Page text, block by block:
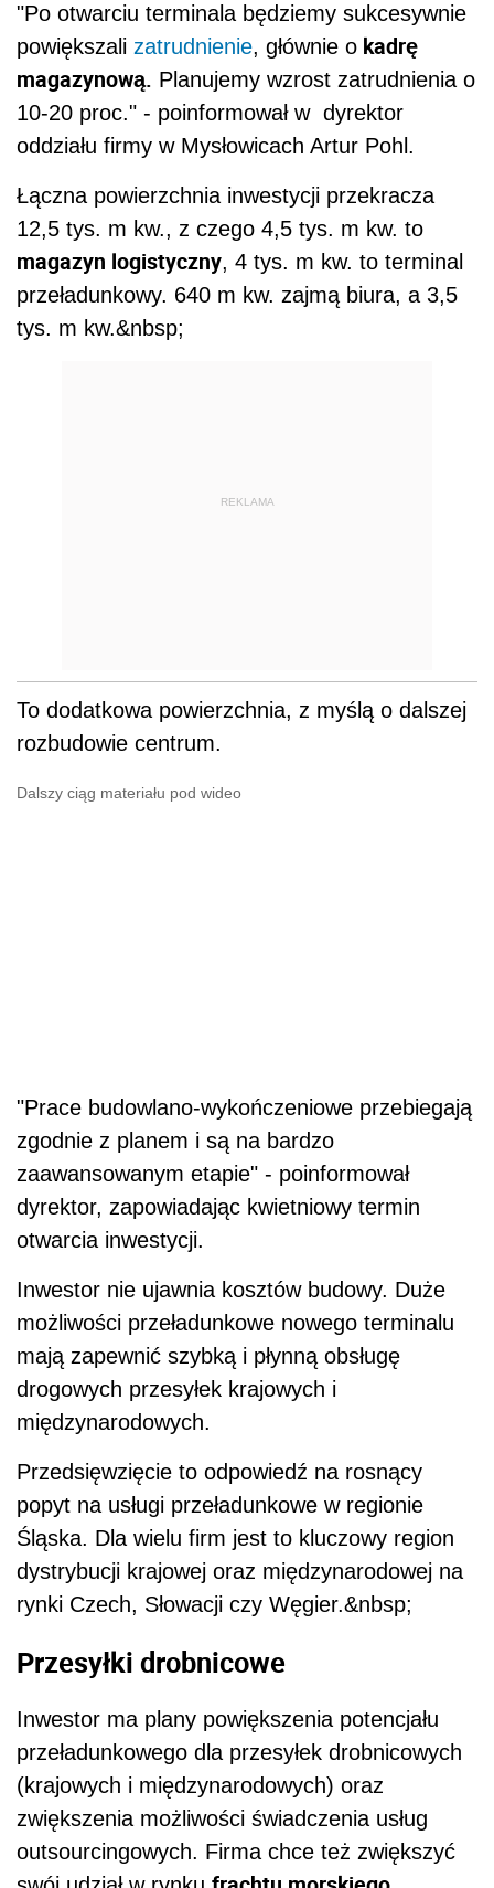
"Po otwarciu terminala będziemy sukcesywnie
powiększali zatrudnienie, głównie o kadrę
magazynową. Planujemy wzrost zatrudnienia o
10-20 proc." - poinformował w dyrektor
oddziału firmy w Mysłowicach Artur Pohl.
Łączna powierzchnia inwestycji przekracza
12,5 tys. m kw., z czego 4,5 tys. m kw. to
magazyn logistyczny, 4 tys. m kw. to terminal
przeładunkowy. 640 m kw. zajmą biura, a 3,5
tys. m kw.&nbsp;
REKLAMA
To dodatkowa powierzchnia, z myślą o dalszej
rozbudowie centrum.
Dalszy ciąg materiału pod wideo
"Prace budowlano-wykończeniowe przebiegają
zgodnie z planem i są na bardzo
zaawansowanym etapie" - poinformował
dyrektor, zapowiadając kwietniowy termin
otwarcia inwestycji.
Inwestor nie ujawnia kosztów budowy. Duże
możliwości przeładunkowe nowego terminalu
mają zapewnić szybką i płynną obsługę
drogowych przesyłek krajowych i
międzynarodowych.
Przedsięwzięcie to odpowiedź na rosnący
popyt na usługi przeładunkowe w regionie
Śląska. Dla wielu firm jest to kluczowy region
dystrybucji krajowej oraz międzynarodowej na
rynki Czech, Słowacji czy Węgier.&nbsp;
Przesyłki drobnicowe
Inwestor ma plany powiększenia potencjału
przeładunkowego dla przesyłek drobnicowych
(krajowych i międzynarodowych) oraz
zwiększenia możliwości świadczenia usług
outsourcingowych. Firma chce też zwiększyć